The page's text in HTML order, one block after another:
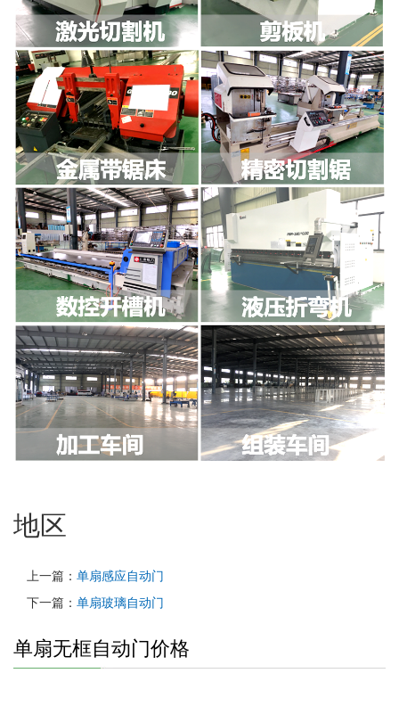
地区
上一篇： 单扇感应自动门
下一篇： 单扇玻璃自动门
单扇无框自动门价格